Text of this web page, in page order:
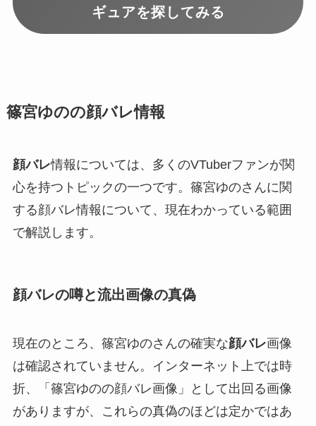
ギュアを探してみる
篠宮ゆのの顔バレ情報
顔バレ情報については、多くのVTuberファンが関
心を持つトピックの一つです。篠宮ゆのさんに関
する顔バレ情報について、現在わかっている範囲
で解説します。
顔バレの噂と流出画像の真偽
現在のところ、篠宮ゆのさんの確実な顔バレ画像
は確認されていません。インターネット上では時
折、「篠宮ゆのの顔バレ画像」として出回る画像
がありますが、これらの真偽のほどは定かではあ